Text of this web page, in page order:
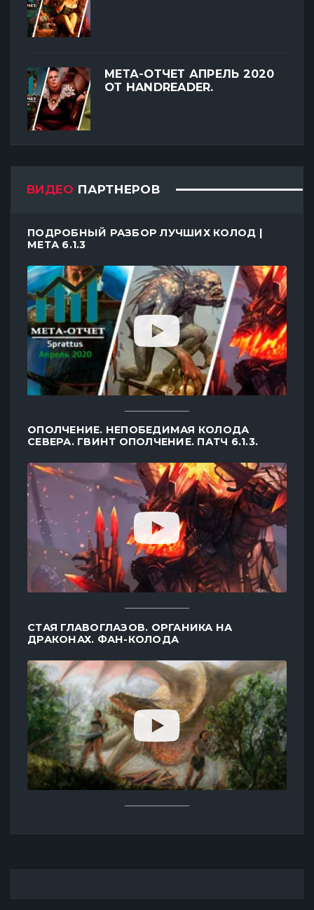
МЕТА-ОТЧЕТ АПРЕЛЬ 2020
ОТ HANDREADER.
ВИДЕО ПАРТНЕРОВ
ПОДРОБНЫЙ РАЗБОР ЛУЧШИХ КОЛОД |
МЕТА 6.1.3
ОПОЛЧЕНИЕ. НЕПОБЕДИМАЯ КОЛОДА
СЕВЕРА. ГВИНТ ОПОЛЧЕНИЕ. ПАТЧ 6.1.3.
СТАЯ ГЛАВОГЛАЗОВ. ОРГАНИКА НА
ДРАКОНАХ. ФАН-КОЛОДА